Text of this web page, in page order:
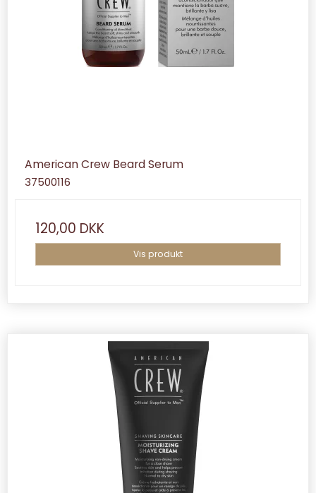
American Crew Beard Serum
37500116
120,00 DKK
Vis produkt